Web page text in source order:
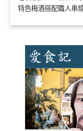
特色梅酒搭配職人串